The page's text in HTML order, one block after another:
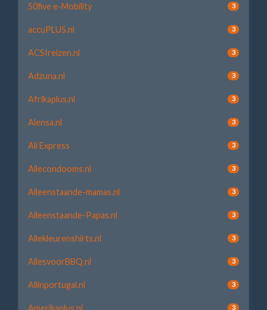
50five e-Mobility 3
accuPLUS.nl 3
ACSIreizen.nl 3
Adzuna.nl 3
Afrikaplus.nl 3
Alensa.nl 3
Ali Express 3
Allecondooms.nl 3
Alleenstaande-mamas.nl 3
Alleenstaande-Papas.nl 3
Allekleurenshirts.nl 3
AllesvoorBBQ.nl 3
Allinportugal.nl 3
Amerikaplus.nl 3